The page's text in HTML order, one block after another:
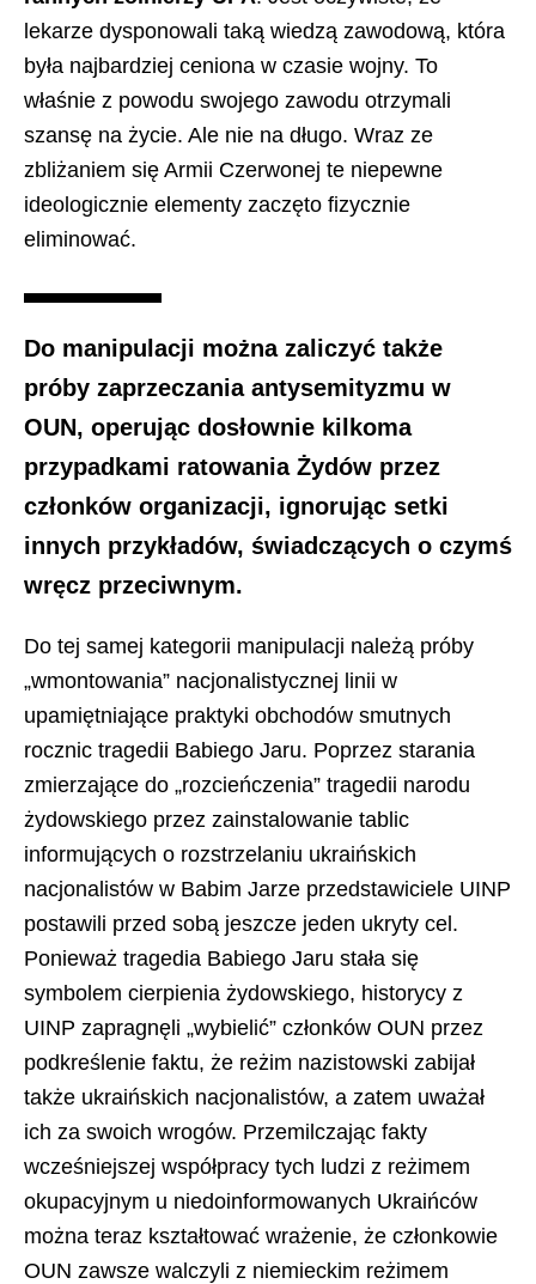
lekarze dysponowali taką wiedzą zawodową, która
była najbardziej ceniona w czasie wojny. To
właśnie z powodu swojego zawodu otrzymali
szansę na życie. Ale nie na długo. Wraz ze
zbliżaniem się Armii Czerwonej te niepewne
ideologicznie elementy zaczęto fizycznie
eliminować.
Do manipulacji można zaliczyć także
próby zaprzeczania antysemityzmu w
OUN, operując dosłownie kilkoma
przypadkami ratowania Żydów przez
członków organizacji, ignorując setki
innych przykładów, świadczących o czymś
wręcz przeciwnym.
Do tej samej kategorii manipulacji należą próby
„wmontowania” nacjonalistycznej linii w
upamiętniające praktyki obchodów smutnych
rocznic tragedii Babiego Jaru. Poprzez starania
zmierzające do „rozcieńczenia” tragedii narodu
żydowskiego przez zainstalowanie tablic
informujących o rozstrzelaniu ukraińskich
nacjonalistów w Babim Jarze przedstawiciele UINP
postawili przed sobą jeszcze jeden ukryty cel.
Ponieważ tragedia Babiego Jaru stała się
symbolem cierpienia żydowskiego, historycy z
UINP zapragnęli „wybielić” członków OUN przez
podkreślenie faktu, że reżim nazistowski zabijał
także ukraińskich nacjonalistów, a zatem uważał
ich za swoich wrogów. Przemilczając fakty
wcześniejszej współpracy tych ludzi z reżimem
okupacyjnym u niedoinformowanych Ukraińców
można teraz kształtować wrażenie, że członkowie
OUN zawsze walczyli z niemieckim reżimem